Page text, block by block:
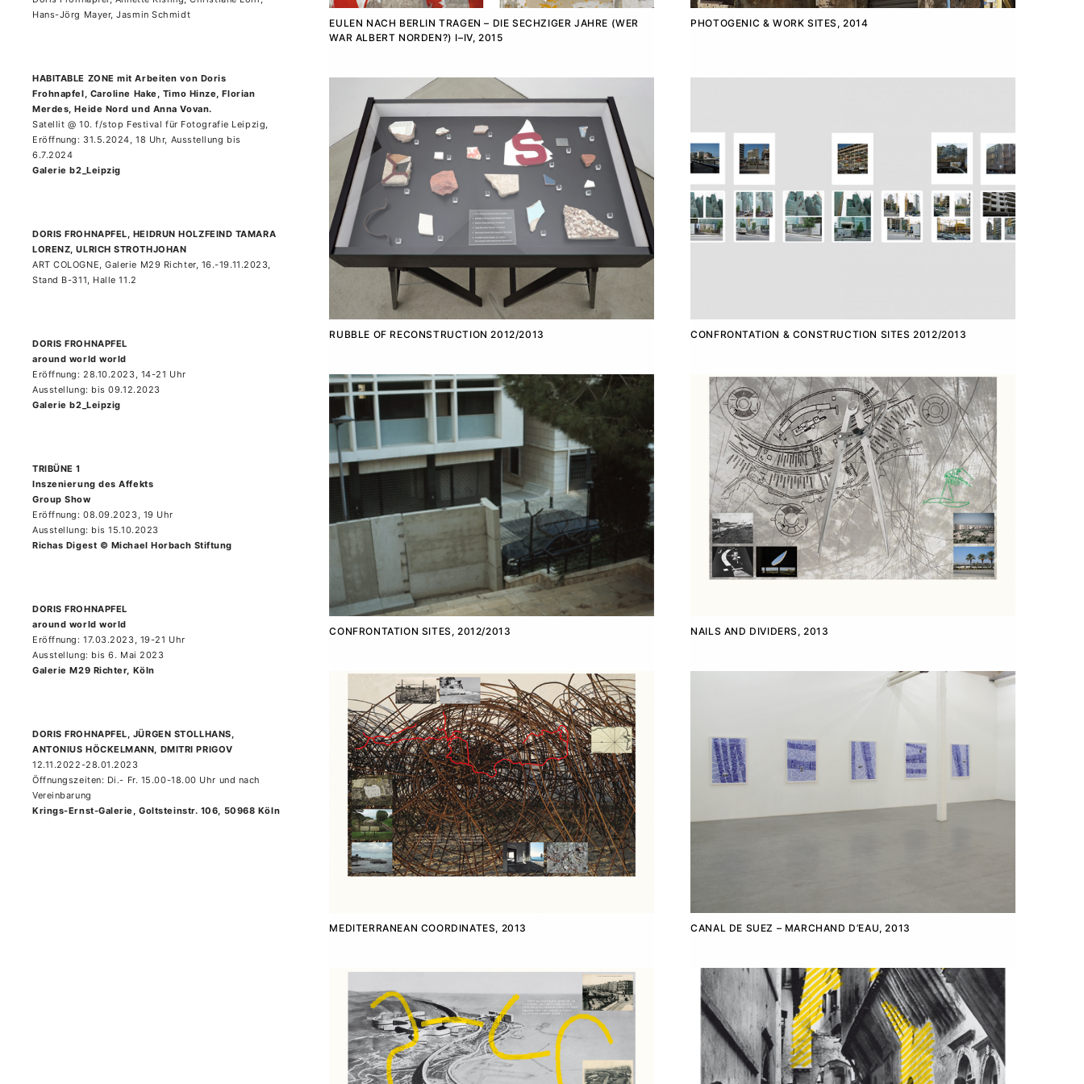
EULEN NACH BERLIN TRAGEN – DIE SECHZIGER JAHRE (WER
WAR ALBERT NORDEN?) I–IV, 2015
PHOTOGENIC & WORK SITES, 2014
RUBBLE OF RECONSTRUCTION 2012/2013 CONFRONTATION & CONSTRUCTION SITES 2012/2013
CONFRONTATION SITES, 2012/2013 NAILS AND DIVIDERS, 2013
MEDITERRANEAN COORDINATES, 2013 CANAL DE SUEZ – MARCHAND D’EAU, 2013
Hans-Jörg Mayer, Jasmin Schmidt
HABITABLE ZONE mit Arbeiten von Doris
Frohnapfel, Caroline Hake, Timo Hinze, Florian
Merdes, Heide Nord und Anna Vovan.
Satellit @ 10. f/stop Festival für Fotografie Leipzig,
Eröffnung: 31.5.2024, 18 Uhr, Ausstellung bis
6.7.2024
Galerie b2_Leipzig
DORIS FROHNAPFEL, HEIDRUN HOLZFEIND TAMARA
LORENZ, ULRICH STROTHJOHAN
ART COLOGNE, Galerie M29 Richter, 16.-19.11.2023,
Stand B-311, Halle 11.2
DORIS FROHNAPFEL
around world world
Eröffnung: 28.10.2023, 14-21 Uhr
Ausstellung: bis 09.12.2023
Galerie b2_Leipzig
TRIBÜNE 1
Inszenierung des Affekts
Group Show
Eröffnung: 08.09.2023, 19 Uhr
Ausstellung: bis 15.10.2023
Richas Digest © Michael Horbach Stiftung
DORIS FROHNAPFEL
around world world
Eröffnung: 17.03.2023, 19-21 Uhr
Ausstellung: bis 6. Mai 2023
Galerie M29 Richter, Köln
DORIS FROHNAPFEL, JÜRGEN STOLLHANS,
ANTONIUS HÖCKELMANN, DMITRI PRIGOV
12.11.2022-28.01.2023
Öffnungszeiten: Di.- Fr. 15.00-18.00 Uhr und nach
Vereinbarung
Krings-Ernst-Galerie, Goltsteinstr. 106, 50968 Köln